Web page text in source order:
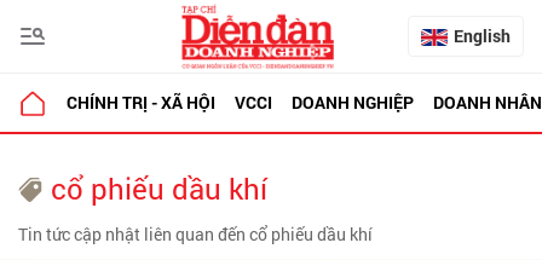
English
CHÍNH TRỊ - XÃ HỘI VCCI DOANH NGHIỆP DOANH NHÂN
cổ phiếu dầu khí
Tin tức cập nhật liên quan đến cổ phiếu dầu khí